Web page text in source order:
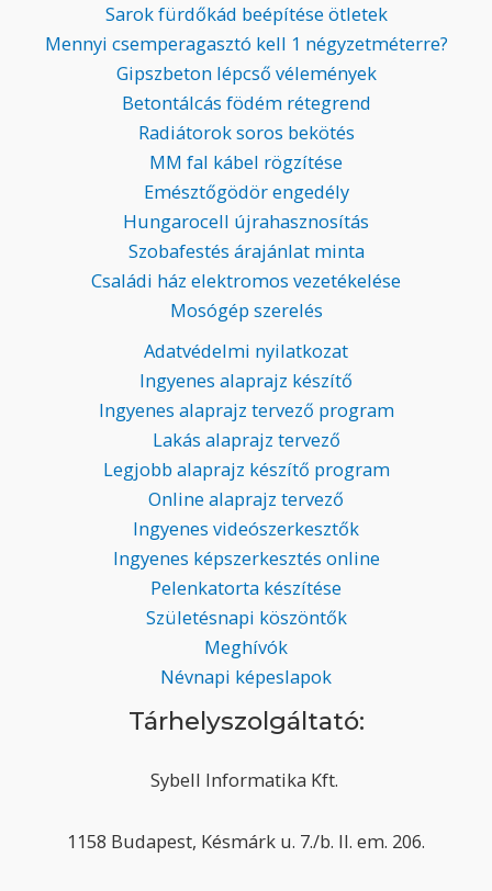
Sarok fürdőkád beépítése ötletek
Mennyi csemperagasztó kell 1 négyzetméterre?
Gipszbeton lépcső vélemények
Betontálcás födém rétegrend
Radiátorok soros bekötés
MM fal kábel rögzítése
Emésztőgödör engedély
Hungarocell újrahasznosítás
Szobafestés árajánlat minta
Családi ház elektromos vezetékelése
Mosógép szerelés
Adatvédelmi nyilatkozat
Ingyenes alaprajz készítő
Ingyenes alaprajz tervező program
Lakás alaprajz tervező
Legjobb alaprajz készítő program
Online alaprajz tervező
Ingyenes videószerkesztők
Ingyenes képszerkesztés online
Pelenkatorta készítése
Születésnapi köszöntők
Meghívók
Névnapi képeslapok
Tárhelyszolgáltató:
Sybell Informatika Kft.
1158 Budapest, Késmárk u. 7./b. II. em. 206.